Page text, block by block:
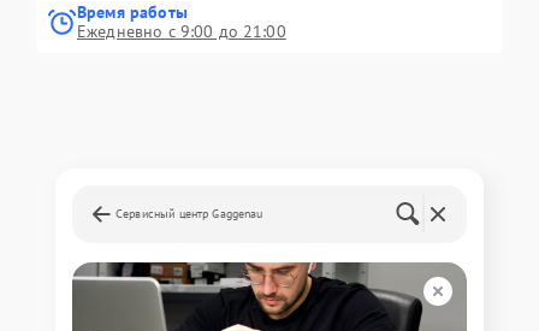
Время работы
Ежедневно с 9:00 до 21:00
Сервисный центр Gaggenau